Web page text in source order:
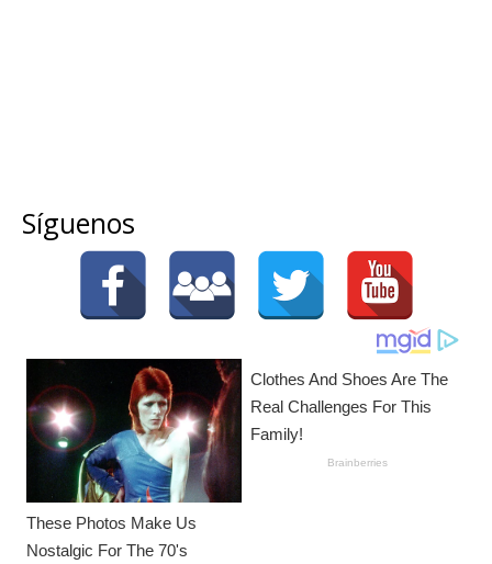
Síguenos